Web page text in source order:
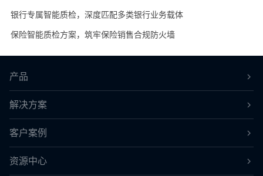
银行专属智能质检，深度匹配多类银行业务载体
保险智能质检方案，筑牢保险销售合规防火墙
产品
解决方案
客户案例
资源中心